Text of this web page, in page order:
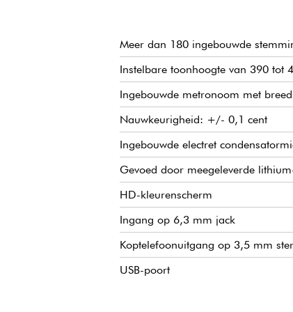
Ultrafijne instellingsresolutie - in kleur!
Alle Peterson-producten zijn gegarandeerd
een fret of halve toon). De StroboPLUS HDC maakt
Meer dan 180 ingebouwde
Instelbare toonhoogte van 390 tot
Ingebouwde metronoom met
Nauwkeurigheid: +/- 0,1 cent
Ingebouwde electret
Gevoed door meegeleverde
HD-kleurenscherm
Ingang op 6,3 mm jack
Koptelefoonuitgang op 3,5 mm
USB-poort